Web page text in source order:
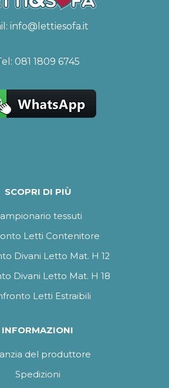
info@lettiesofa.it
081 1809 6745
SCOPRI DI PIÙ
tessuti
Letti Contenitore
Divani Letto Mat. H 12
Divani Letto Mat. H 18
Letti Estraibili
INFORMAZIONI
del produttore
Spedizioni